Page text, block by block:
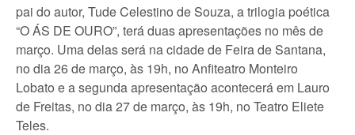
pai do autor, Tude Celestino de Souza, a trilogia poética
“O ÁS DE OURO”, terá duas apresentações no mês de
março. Uma delas será na cidade de Feira de Santana,
no dia 26 de março, às 19h, no Anfiteatro Monteiro
Lobato e a segunda apresentação acontecerá em Lauro
de Freitas, no dia 27 de março, às 19h, no Teatro Eliete
Teles.